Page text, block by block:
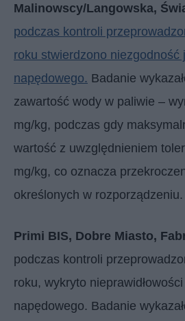
Malinowscy/Langowska,
podczas kontroli
roku stwierdzono niezgodność
napędowego. Badanie
zawartość wody w paliwie –
mg/kg, podczas gdy
wartość z uwzględnieniem
mg/kg, co oznacza
określonych w rozporządzeniu.
Primi BIS, Dobre Miasto,
podczas kontroli
roku, wykryto
napędowego. Badanie